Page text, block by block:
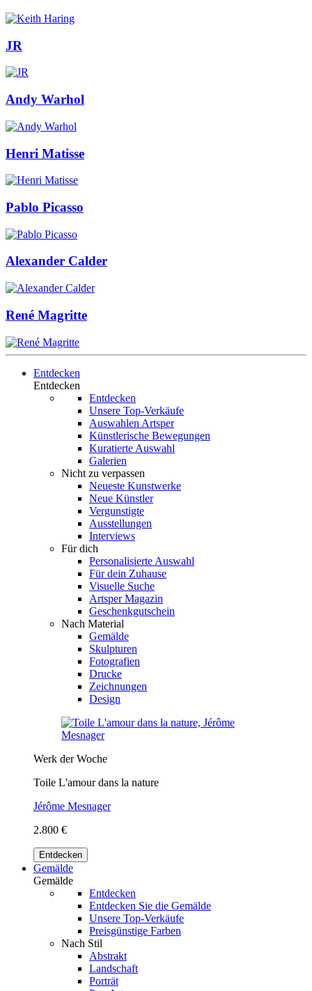
JR
Andy Warhol
Henri Matisse
Pablo Picasso
Alexander Calder
René Magritte
Entdecken
Entdecken
Entdecken
Unsere Top-Verkäufe
Auswahlen Artsper
Künstlerische Bewegungen
Kuratierte Auswahl
Galerien
Nicht zu verpassen
Neueste Kunstwerke
Neue Künstler
Vergunstigte
Ausstellungen
Interviews
Für dich
Personalisierte Auswahl
Für dein Zuhause
Visuelle Suche
Artsper Magazin
Geschenkgutschein
Nach Material
Gemälde
Skulpturen
Fotografien
Drucke
Zeichnungen
Design
Werk der Woche
Toile L'amour dans la nature
Jérôme Mesnager
2.800 €
Entdecken
Gemälde
Gemälde
Entdecken
Entdecken Sie die Gemälde
Unsere Top-Verkäufe
Preisgünstige Farben
Nach Stil
Abstrakt
Landschaft
Porträt